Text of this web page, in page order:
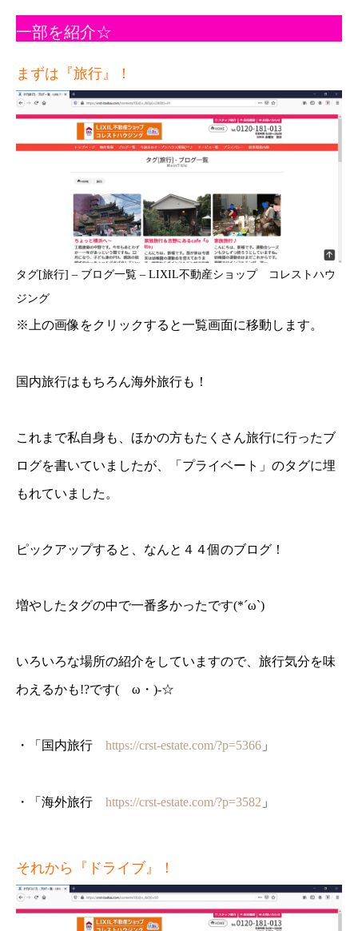
一部を紹介☆
まずは『旅行』！
タグ[旅行] – ブログ一覧 – LIXIL不動産ショップ コレストハウ
ジング
※上の画像をクリックすると一覧画面に移動します。
国内旅行はもちろん海外旅行も！
これまで私自身も、ほかの方もたくさん旅行に行ったブ
ログを書いていましたが、「プライベート」のタグに埋
もれていました。
ピックアップすると、なんと４４個のブログ！
増やしたタグの中で一番多かったです(*´ω`)
いろいろな場所の紹介をしていますので、旅行気分を味
わえるかも!?です(ゝω・)-☆
・「国内旅行 https://crst-estate.com/?p=5366 」
・「海外旅行 https://crst-estate.com/?p=3582 」
それから『ドライブ』！